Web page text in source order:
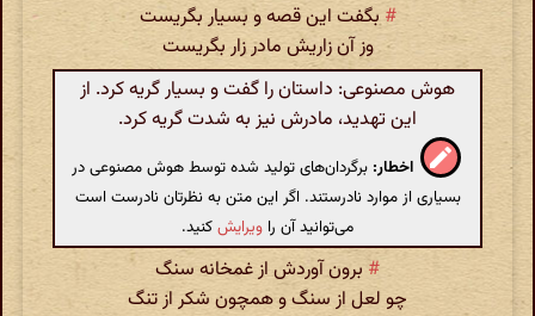
#بگفت این قصه و بسیار بگریست
وز آن زاریش مادر زار بگریست
هوش مصنوعی: داستان را گفت و بسیار گریه کرد. از
این تهدید، مادرش نیز به شدت گریه کرد.
اخطار: برگردان‌های تولید شده توسط هوش مصنوعی در
بسیاری از موارد نادرستند. اگر این متن به نظرتان نادرست است
می‌توانید آن را ویرایشکنید.
# برون آوردش از غمخانه سنگ
چو لعل از سنگ و همچون شکر از تنگ